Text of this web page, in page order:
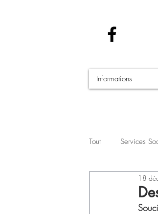
Informations
Tout Services
Santé - Covid-
18